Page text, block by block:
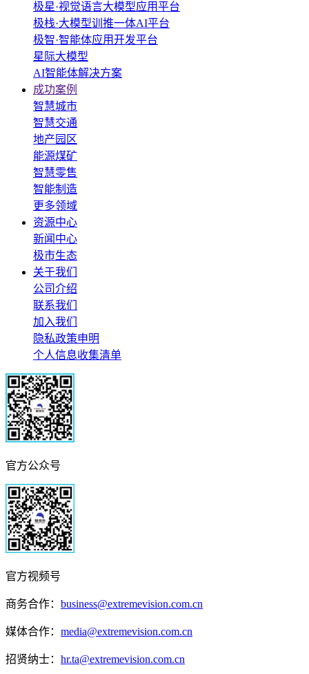
极星·视觉语言大模型应用平台
极栈·大模型训推一体AI平台
极智·智能体应用开发平台
星际大模型
AI智能体解决方案
成功案例
智慧城市
智慧交通
地产园区
能源煤矿
智慧零售
智能制造
更多领域
资源中心
新闻中心
极市生态
关于我们
公司介绍
联系我们
加入我们
隐私政策申明
个人信息收集清单
官方公众号
官方视频号
商务合作： business@extremevision.com.cn
媒体合作： media@extremevision.com.cn
招贤纳士： hr.ta@extremevision.com.cn